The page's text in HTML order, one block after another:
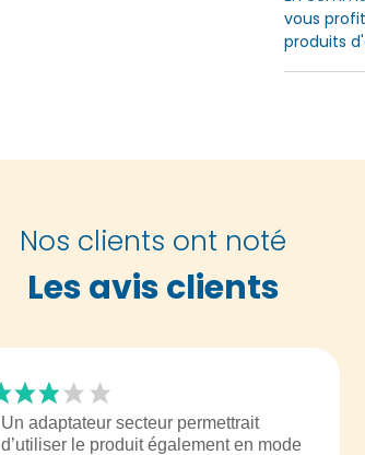
vous
produits
Nos clients ont noté
Les avis clients
Un adaptateur secteur permettrait
d’utiliser le produit également en mode